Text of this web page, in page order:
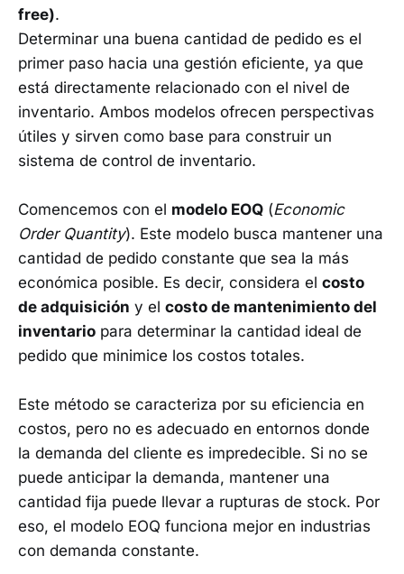
free).
Determinar una buena cantidad de pedido es el
primer paso hacia una gestión eficiente, ya que
está directamente relacionado con el nivel de
inventario. Ambos modelos ofrecen perspectivas
útiles y sirven como base para construir un
sistema de control de inventario.
Comencemos con el modelo EOQ (Economic
Order Quantity). Este modelo busca mantener una
cantidad de pedido constante que sea la más
económica posible. Es decir, considera el costo
de adquisición y el costo de mantenimiento del
inventario para determinar la cantidad ideal de
pedido que minimice los costos totales.
Este método se caracteriza por su eficiencia en
costos, pero no es adecuado en entornos donde
la demanda del cliente es impredecible. Si no se
puede anticipar la demanda, mantener una
cantidad fija puede llevar a rupturas de stock. Por
eso, el modelo EOQ funciona mejor en industrias
con demanda constante.